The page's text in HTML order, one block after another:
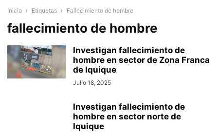
Inicio Etiquetas Fallecimiento de hombre
fallecimiento de hombre
Investigan fallecimiento de
hombre en sector de Zona Franca
de Iquique
Julio 18, 2025
Investigan fallecimiento de
hombre en sector norte de
Iquique